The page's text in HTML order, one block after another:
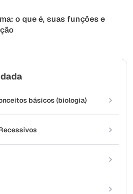
o que é, suas funções e
básicos (biologia)